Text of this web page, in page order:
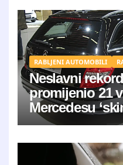
RABLJENI AUTOMOBILI
Neslavni
promijenio 21
Mercedesu
kilometara